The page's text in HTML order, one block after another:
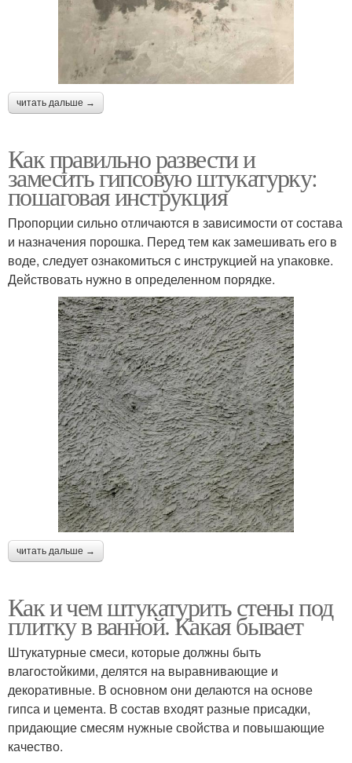
читать дальше →
Как правильно развести и
замесить гипсовую штукатурку:
пошаговая инструкция
Пропорции сильно отличаются в зависимости от состава
и назначения порошка. Перед тем как замешивать его в
воде, следует ознакомиться с инструкцией на упаковке.
Действовать нужно в определенном порядке.
читать дальше →
Как и чем штукатурить стены под
плитку в ванной. Какая бывает
Штукатурные смеси, которые должны быть
влагостойкими, делятся на выравнивающие и
декоративные. В основном они делаются на основе
гипса и цемента. В состав входят разные присадки,
придающие смесям нужные свойства и повышающие
качество.